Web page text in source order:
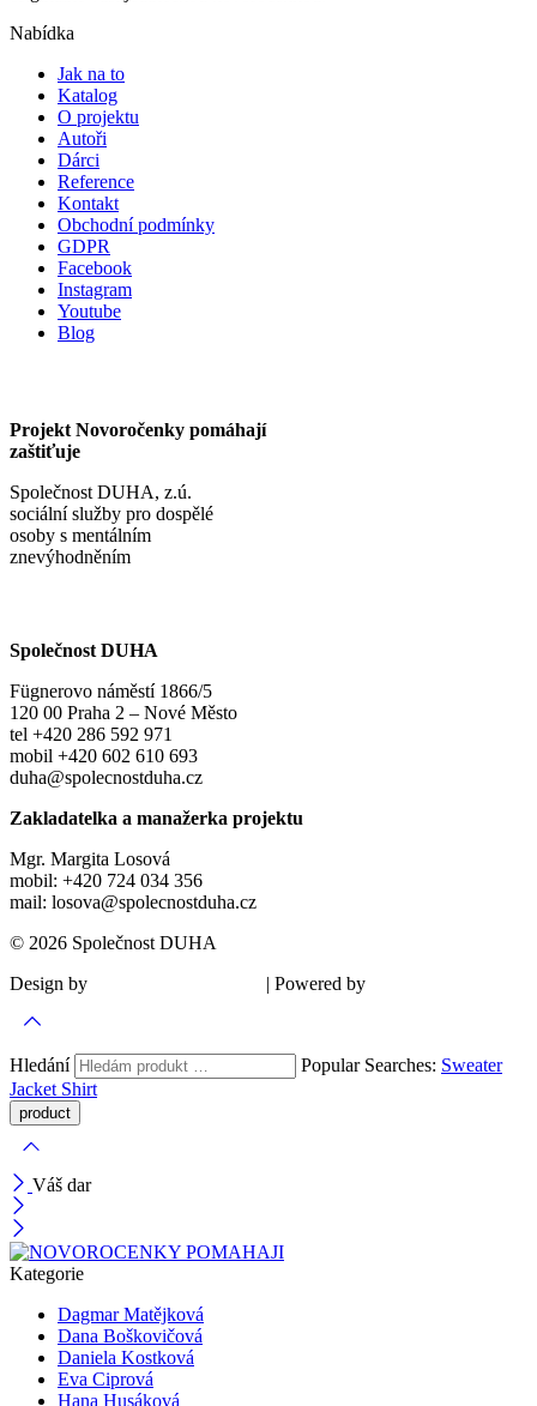
Nabídka
Jak na to
Katalog
O projektu
Autoři
Dárci
Reference
Kontakt
Obchodní podmínky
GDPR
Facebook
Instagram
Youtube
Blog
Projekt Novoročenky pomáhají
zaštiťuje
Společnost DUHA, z.ú.
sociální služby pro dospělé
osoby s mentálním
znevýhodněním
Společnost DUHA
Fügnerovo náměstí 1866/5
120 00 Praha 2 – Nové Město
tel +420 286 592 971
mobil +420 602 610 693
duha@spolecnostduha.cz
Zakladatelka a manažerka projektu
Mgr. Margita Losová
mobil: +420 724 034 356
mail: losova@spolecnostduha.cz
© 2026 Společnost DUHA
Design by
| Powered by
Hledání Popular Searches: Sweater
Jacket Shirt
Váš dar
Kategorie
Dagmar Matějková
Dana Boškovičová
Daniela Kostková
Eva Ciprová
Hana Husáková